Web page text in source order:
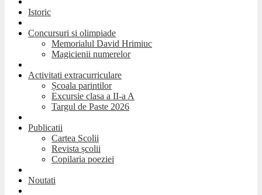
Istoric
Concursuri si olimpiade
Memorialul David Hrimiuc
Magicienii numerelor
Activitati extracurriculare
Școala parintilor
Excursie clasa a II-a A
Targul de Paste 2026
Publicatii
Cartea Scolii
Revista școlii
Copilaria poeziei
Noutati